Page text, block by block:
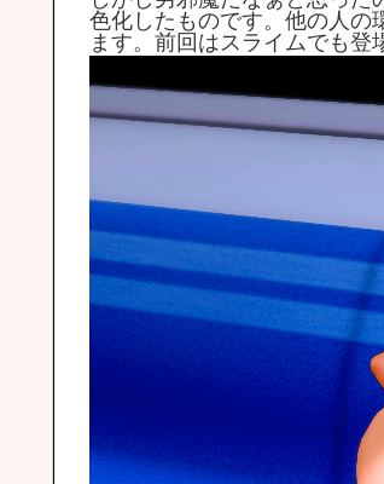
色化したものです。他の人の
ます。前回はスライムでも登
画
プ
ー